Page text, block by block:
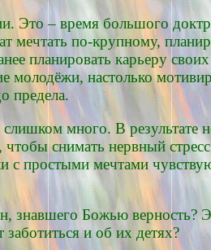
Это – время большого
мечтать по-крупному,
планировать карьеру
настолько
предела.
много. В результате
снимать нервный
простыми мечтами
знавшего Божью
и об их детях?